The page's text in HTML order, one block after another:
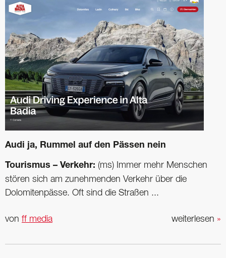
Audi ja, Rummel auf den Pässen nein
Tourismus – Verkehr: (ms) Immer mehr Menschen
stören sich am zunehmenden Verkehr über die
Dolomitenpässe. Oft sind die Straßen ...
weiterlesen »
von ff media